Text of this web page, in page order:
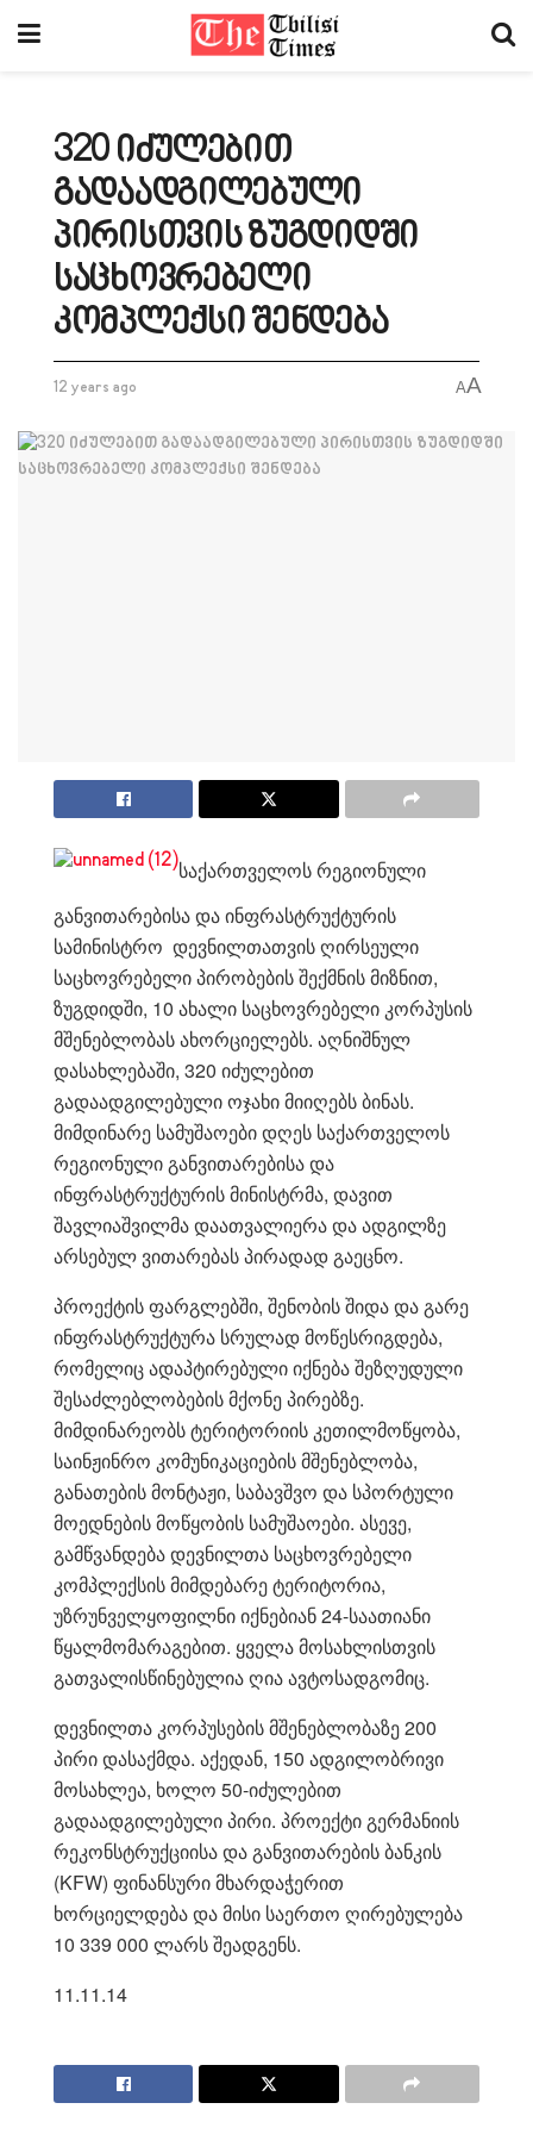
320 იძულებით
გადაადგილებული
პირისთვის ზუგდიდში
საცხოვრებელი
კომპლექსი შენდება
12 years ago AA
საქართველოს რეგიონული
განვითარებისა და ინფრასტრუქტურის
სამინისტრო დევნილთათვის ღირსეული
საცხოვრებელი პირობების შექმნის მიზნით,
ზუგდიდში, 10 ახალი საცხოვრებელი კორპუსის
მშენებლობას ახორციელებს. აღნიშნულ
დასახლებაში, 320 იძულებით
გადაადგილებული ოჯახი მიიღებს ბინას.
მიმდინარე სამუშაოები დღეს საქართველოს
რეგიონული განვითარებისა და
ინფრასტრუქტურის მინისტრმა, დავით
შავლიაშვილმა დაათვალიერა და ადგილზე
არსებულ ვითარებას პირადად გაეცნო.
პროექტის ფარგლებში, შენობის შიდა და გარე
ინფრასტრუქტურა სრულად მოწესრიგდება,
რომელიც ადაპტირებული იქნება შეზღუდული
შესაძლებლობების მქონე პირებზე.
მიმდინარეობს ტერიტორიის კეთილმოწყობა,
საინჟინრო კომუნიკაციების მშენებლობა,
განათების მონტაჟი, საბავშვო და სპორტული
მოედნების მოწყობის სამუშაოები. ასევე,
გამწვანდება დევნილთა საცხოვრებელი
კომპლექსის მიმდებარე ტერიტორია,
უზრუნველყოფილნი იქნებიან 24-საათიანი
წყალმომარაგებით. ყველა მოსახლისთვის
გათვალისწინებულია ღია ავტოსადგომიც.
დევნილთა კორპუსების მშენებლობაზე 200
პირი დასაქმდა. აქედან, 150 ადგილობრივი
მოსახლეა, ხოლო 50-იძულებით
გადაადგილებული პირი. პროექტი გერმანიის
რეკონსტრუქციისა და განვითარების ბანკის
(KFW) ფინანსური მხარდაჭერით
ხორციელდება და მისი საერთო ღირებულება
10 339 000 ლარს შეადგენს.
11.11.14